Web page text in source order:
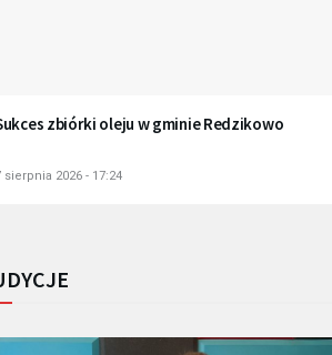
zbiórki oleju w gminie Redzikowo
sierpnia 2026 - 17:24